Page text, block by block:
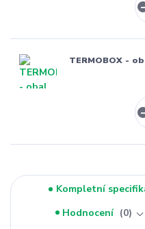
TERMOBOX -
Kompletní
Hodnocení
0